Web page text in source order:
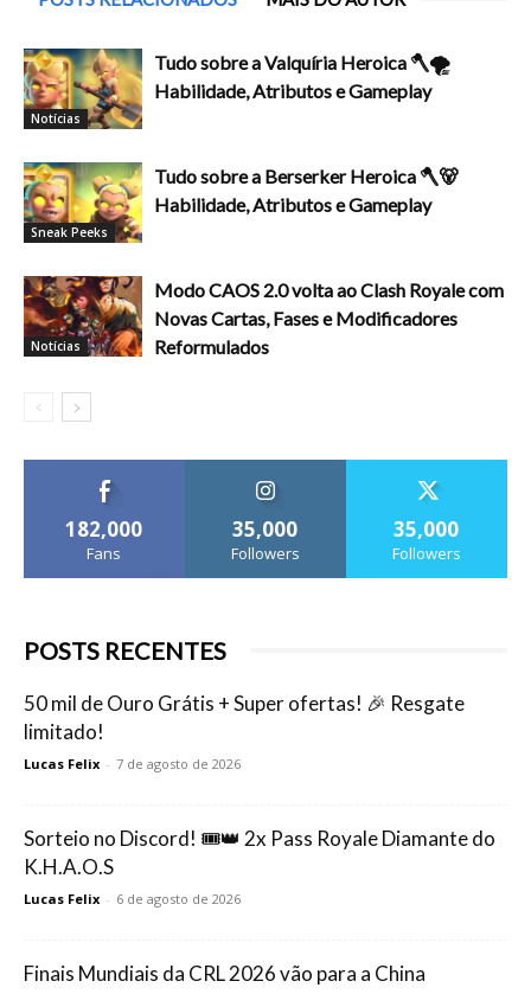
Notícias
Tudo sobre a Valquíria Heroica 🪓🌪️
Habilidade, Atributos e Gameplay
Sneak Peeks
Tudo sobre a Berserker Heroica 🪓🐻
Habilidade, Atributos e Gameplay
Notícias
Modo CAOS 2.0 volta ao Clash Royale com
Novas Cartas, Fases e Modificadores
Reformulados
182,000
Fans
35,000
Followers
35,000
Followers
POSTS RECENTES
50 mil de Ouro Grátis + Super ofertas! 🎉 Resgate
limitado!
Lucas Felix - 7 de agosto de 2026
Sorteio no Discord! 🎟️👑 2x Pass Royale Diamante do
K.H.A.O.S
Lucas Felix - 6 de agosto de 2026
Finais Mundiais da CRL 2026 vão para a China